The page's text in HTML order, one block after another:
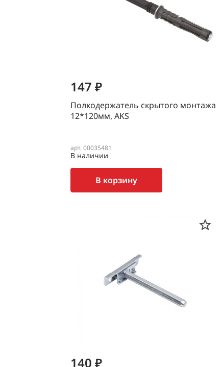
147 ₽
Полкодержатель скрытого монтажа
12*120мм, AKS
арт. 00035481
В наличии
В корзину
140 ₽